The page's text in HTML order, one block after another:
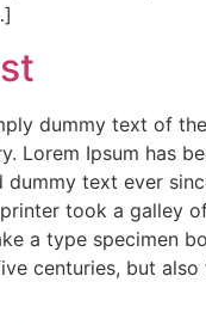
dummy text of
Lorem Ipsum has
dummy text ever
took a galley
a type specimen
centuries, but also